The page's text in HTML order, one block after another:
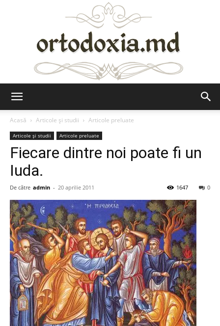
Acasă
Articole şi studii Articole preluate
Articole şi studii Articole preluate
Fiecare dintre noi poate fi un
Iuda.
De către admin - 20 aprilie 2011 0
1647